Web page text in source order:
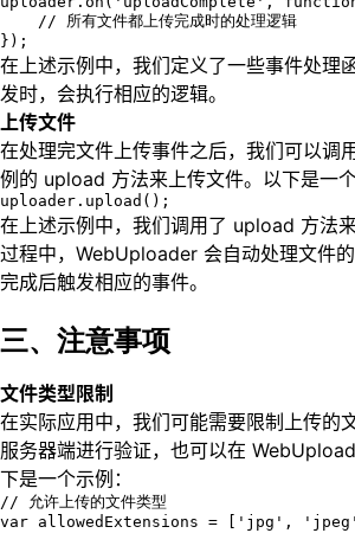
// 所有文件都上传完成时的处理逻辑
});
在上述示例中，我们定义了一些事件处理
发时，会执行相应的逻辑。
上传文件
在处理完文件上传事件之后，我们可以调
例的 upload 方法来上传文件。以下是一个
uploader.upload();
在上述示例中，我们调用了 upload 方法
过程中，WebUploader 会自动处理文件
完成后触发相应的事件。
三、注意事项
文件类型限制
在实际应用中，我们可能需要限制上传的
服务器端进行验证，也可以在
下是一个示例：
// 允许上传的文件类型
var allowedExtensions = ['jpg',